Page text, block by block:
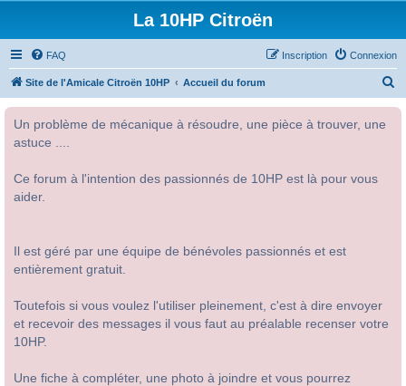
La 10HP Citroën
FAQ Connexion
Inscription
Site de l'Amicale Citroën 10HP Accueil du forum
Un problème de mécanique à résoudre, une pièce à trouver, une
astuce ....
Ce forum à l'intention des passionnés de 10HP est là pour vous
aider.
Il est géré par une équipe de bénévoles passionnés et est
entièrement gratuit.
Toutefois si vous voulez l'utiliser pleinement, c'est à dire envoyer
et recevoir des messages il vous faut au préalable recenser votre
10HP.
Une fiche à compléter, une photo à joindre et vous pourrez